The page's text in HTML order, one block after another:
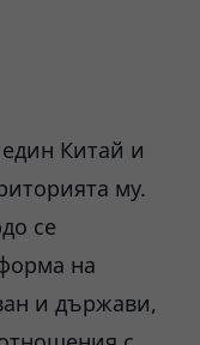
Китай и
му.
се
на
и държави,